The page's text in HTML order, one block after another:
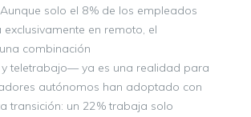
solo el 8 % de los empleados
en remoto, el
combinación
teletrabajo— ya es una realidad para
autónomos han adoptado con
transición: un 22 % trabaja solo